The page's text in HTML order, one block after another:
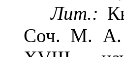
Лит.:
Соч. М. А.